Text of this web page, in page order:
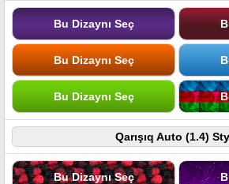
Bu Dizaynı Seç
Bu Dizaynı Seç
Bu Dizaynı Seç
Qarışıq Auto (1.4)
Bu Dizaynı Seç